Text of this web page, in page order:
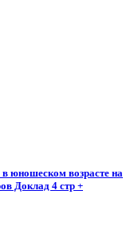
юношеском возрасте на
Доклад 4 стр +